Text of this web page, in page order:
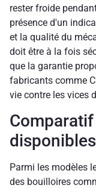
rester froide
présence d'un
et la qualité du
doit être à la fois
que la garantie
fabricants comme
vie contre les vices
Parmi les modèles
des bouilloires